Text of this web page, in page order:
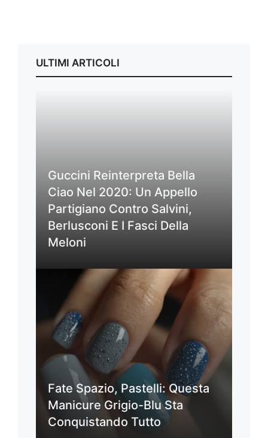
ULTIMI ARTICOLI
Guccini Reinterpreta Bella
Ciao Nel 2020: Un Appello
Partigiano Contro Salvini,
Berlusconi E I Fasci Della
Meloni
Fate Spazio, Pastelli: Questa
Manicure Grigio-Blu Sta
Conquistando Tutto